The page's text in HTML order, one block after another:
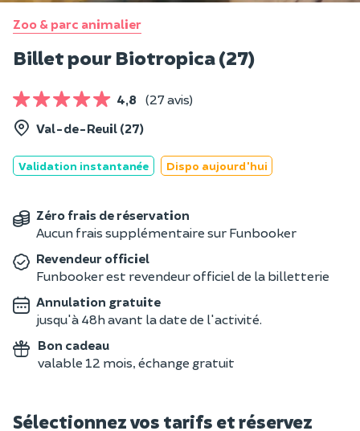
Zoo & parc animalier
Billet pour Biotropica (27)
4,8
(27 avis)
Val-de-Reuil (27)
Validation instantanée Dispo aujourd'hui
Zéro frais de réservation
Aucun frais supplémentaire sur Funbooker
Revendeur officiel
Funbooker est revendeur officiel de la billetterie
Annulation gratuite
jusqu'à 48h avant la date de l'activité.
Bon cadeau
valable 12 mois, échange gratuit
Sélectionnez vos tarifs et réservez